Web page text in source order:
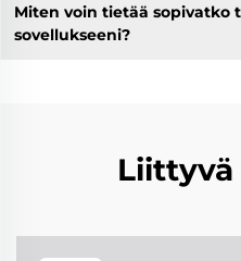
Miten voin tietää sopivatko
sovellukseeni?